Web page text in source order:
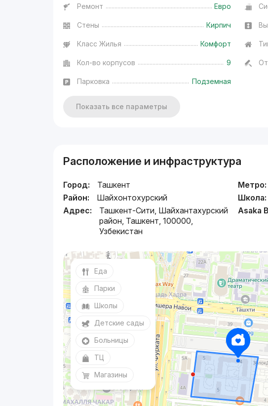
Ремонт Евро
Стены Кирпич
Класс Жилья Комфорт
Кол-во корпусов 9
Парковка Подземная
Показать все параметры
Расположение и инфраструктура
Город:
Ташкент
Район:
Шайхонтохурский
Адрес:
Ташкент-Сити, Шайхантахурский
район, Ташкент, 100000,
Узбекистан
Метро:
Школа:
Asaka
Еда
Парки
Школы
Детские сады
Больницы
ТЦ
Магазины